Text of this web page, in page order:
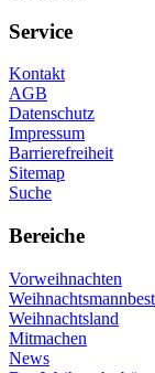
Service
Kontakt
AGB
Datenschutz
Impressum
Barrierefreiheit
Sitemap
Suche
Bereiche
Vorweihnachten
Weihnachtsland
Mitmachen
News